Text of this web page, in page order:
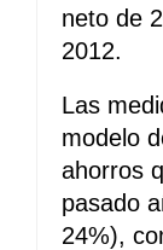
neto de
2012.
Las
modelo
ahorros
pasado
24%),